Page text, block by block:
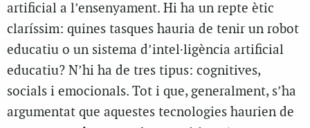
artificial a l’ensenyament. Hi ha un repte ètic
claríssim: quines tasques hauria de tenir un robot
educatiu o un sistema d’intel·ligència artificial
educatiu? N’hi ha de tres tipus: cognitives,
socials i emocionals. Tot i que, generalment, s’ha
argumentat que aquestes tecnologies haurien de